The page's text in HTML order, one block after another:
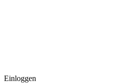
Einloggen